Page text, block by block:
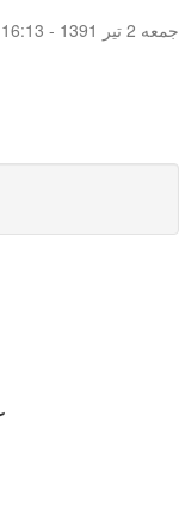
جمعه 2 تیر 1391 - 16:13